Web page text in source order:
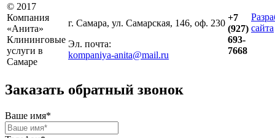
© 2017
Компания
«Анита»
Клининговые
услуги в
Самаре
г. Самара, ул. Самарская, 146, оф. 230
Эл. почта:
kompaniya-anita@mail.ru
+7
(927)
693-
7668
сайта
Заказать обратный звонок
Ваше имя*